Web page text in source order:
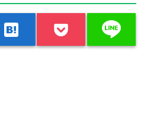
hatenabookmark line